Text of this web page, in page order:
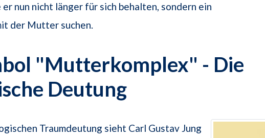
nun nicht länger für sich behalten, sondern ein
der Mutter suchen.
"Mutterkomplex" - Die
Deutung
Traumdeutung sieht Carl Gustav Jung